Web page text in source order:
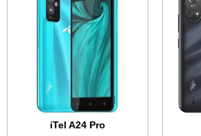
iTel A24 Pro
الشاشة:6.6 بوصة - IPS LCD
الذاكرة الداخلية:64 جيجابايت
4 جيجابايت
الكاميرا:13 + 0.3 + 0.3 ميجابكسل
المعالج:
البطارية: 5000 مللي أمبير
عرض الموصفات ←